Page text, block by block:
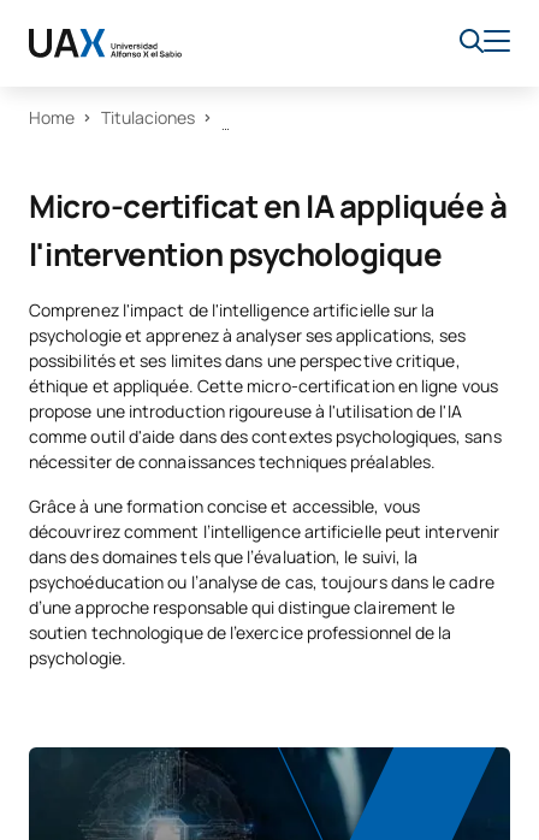
Home Titulaciones
Micro-certificat en IA appliquée à
l'intervention psychologique
Comprenez l'impact de l'intelligence artificielle sur la
psychologie et apprenez à analyser ses applications, ses
possibilités et ses limites dans une perspective critique,
éthique et appliquée. Cette micro-certification en ligne vous
propose une introduction rigoureuse à l'utilisation de l'IA
comme outil d'aide dans des contextes psychologiques, sans
nécessiter de connaissances techniques préalables.
Grâce à une formation concise et accessible, vous
découvrirez comment l’intelligence artificielle peut intervenir
dans des domaines tels que l’évaluation, le suivi, la
psychoéducation ou l’analyse de cas, toujours dans le cadre
d’une approche responsable qui distingue clairement le
soutien technologique de l’exercice professionnel de la
psychologie.